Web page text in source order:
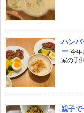
ハンバ
ー 今年
家の子
親子